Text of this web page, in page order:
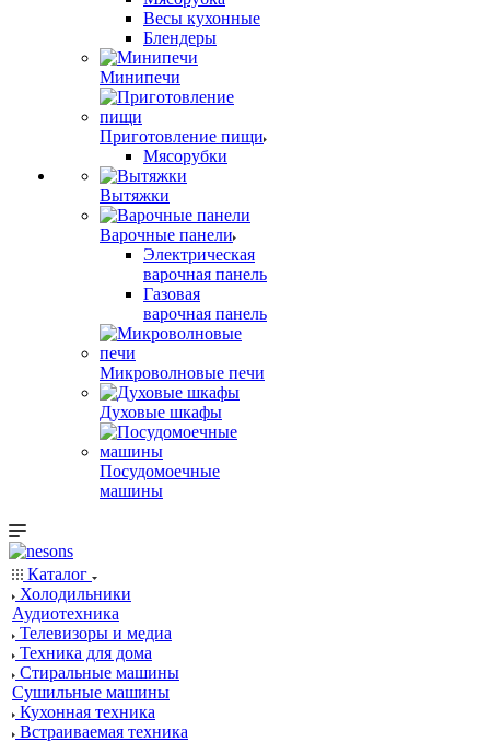
Весы кухонные
Блендеры
Минипечи
Приготовление пищи
Мясорубки
Вытяжки
Варочные панели
Электрическая
варочная панель
Газовая
варочная панель
Микроволновые печи
Духовые шкафы
Посудомоечные
машины
Каталог
Холодильники
Аудиотехника
Телевизоры и медиа
Техника для дома
Стиральные машины
Сушильные машины
Кухонная техника
Встраиваемая техника